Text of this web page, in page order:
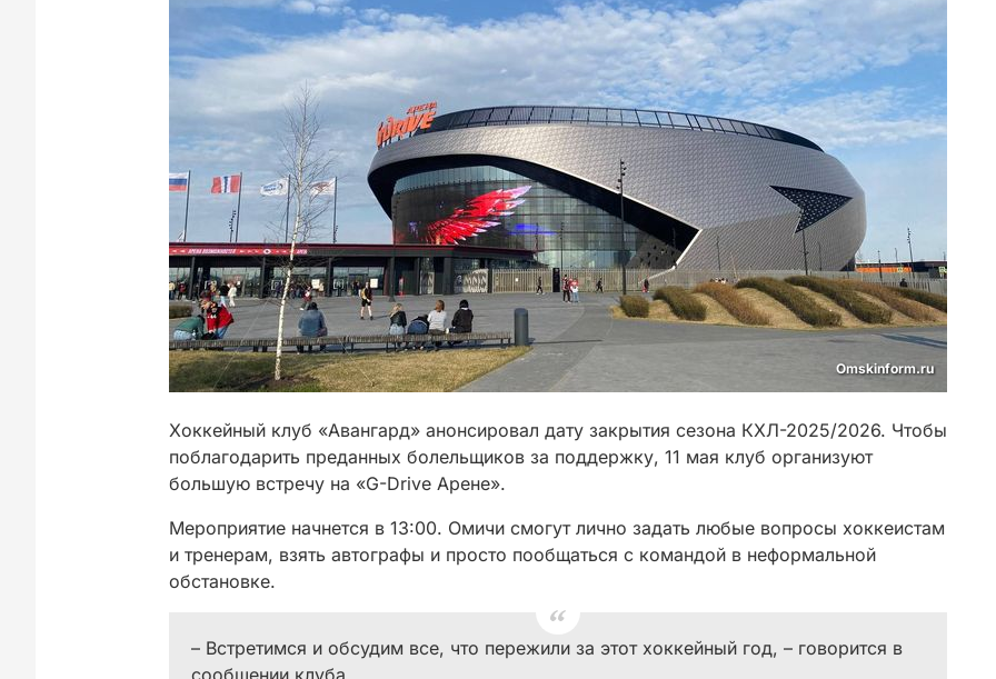
Omskinform.ru
Хоккейный клуб «Авангард» анонсировал дату закрытия сезона КХЛ-2025/2026. Чтобы
поблагодарить преданных болельщиков за поддержку, 11 мая клуб организуют
большую встречу на «G-Drive Арене».
Мероприятие начнется в 13:00. Омичи смогут лично задать любые вопросы хоккеистам
и тренерам, взять автографы и просто пообщаться с командой в неформальной
обстановке.
– Встретимся и обсудим все, что пережили за этот хоккейный год, – говорится в
сообщении клуба.